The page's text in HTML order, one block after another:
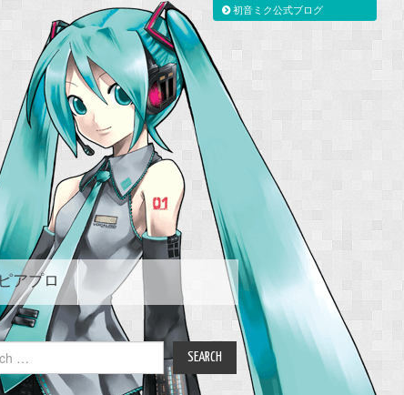
ピアプロ
初音ミク公式ブログ